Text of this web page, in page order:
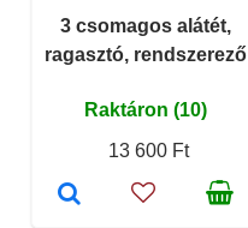
3 csomagos alátét,
ragasztó, rendszerező
Raktáron (10)
13 600 Ft